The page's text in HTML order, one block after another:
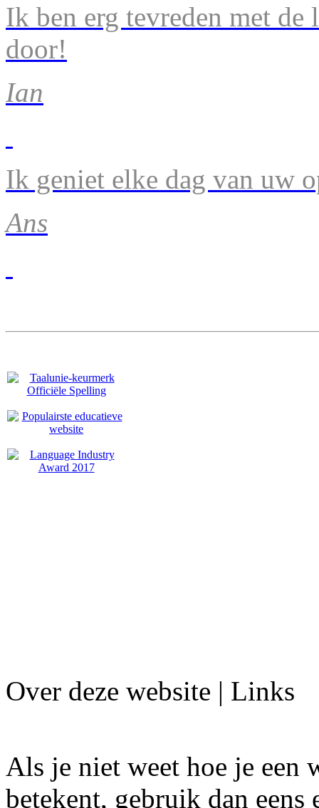
Ik ben erg tevreden met de
door!
Ian
Ik geniet elke dag van uw
Ans
Over deze website | Links
Als je niet weet hoe je
betekent, gebruik dan